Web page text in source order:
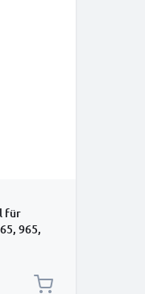
für
965,
3
Uhr